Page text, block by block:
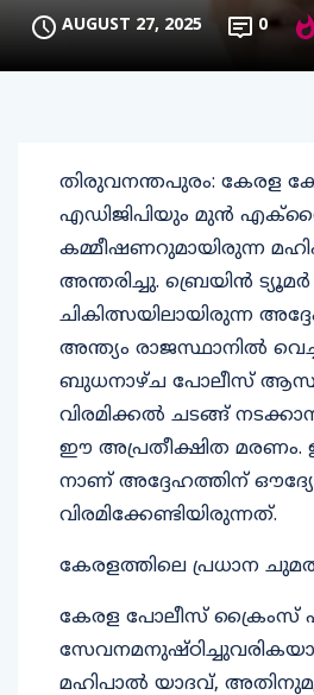
AUGUST 27, 2025 0
തിരുവനന്തപുരം: കേരള
എഡിജിപിയും മുന്‍
കമ്മീഷണറുമായിരുന്ന
അന്തരിച്ചു. ബ്രെയിന്‍ ട്യൂമര്‍
ചികിത്സയിലായിരുന്ന
അന്ത്യം രാജസ്ഥാനില്‍
ബുധനാഴ്ച പോലീസ്
വിരമിക്കല്‍ ചടങ്ങ്
ഈ അപ്രതീക്ഷിത മരണം.
നാണ് അദ്ദേഹത്തിന്
വിരമിക്കേണ്ടിയിരുന്നത്.
കേരളത്തിലെ പ്രധാന
കേരള പോലീസ് ക്രൈംസ്
മഹിപാല്‍ യാദവ്,